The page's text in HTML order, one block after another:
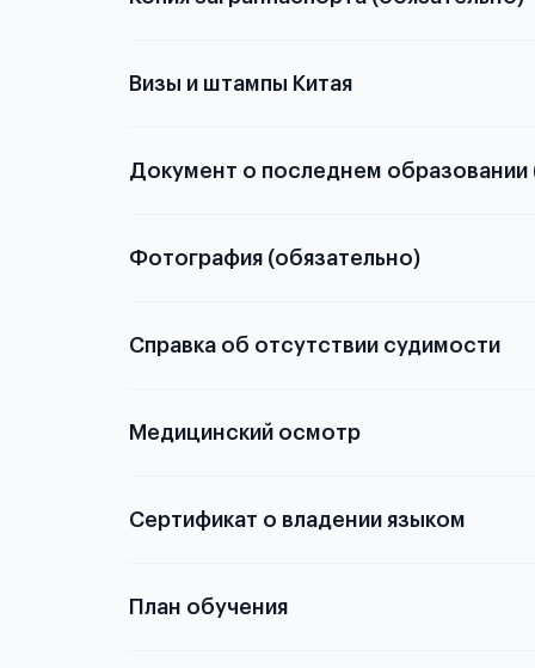
Визы и штампы Китая
Документ о последнем образовании
о том, какие документы необходимы для
Фотография (обязательно)
Справка об отсутствии судимости
из России
Медицинский осмотр
статьей
Сертификат о владении языком
План обучения